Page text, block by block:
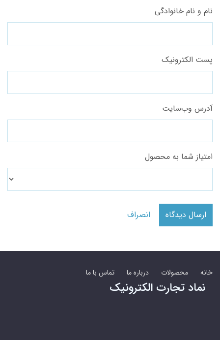
نام و نام خانوادگی
پست الکترونیک
آدرس وب‌سایت
امتیاز شما به محصول
ارسال دیدگاه انصراف
خانه محصولات درباره ما تماس با ما
نماد تجارت الکترونیک